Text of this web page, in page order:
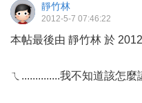
靜竹林
2012-5-7 07:46:22
本帖最後由 靜竹林 於
ㄟ..............我不知道該怎麼